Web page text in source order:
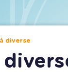
diverse